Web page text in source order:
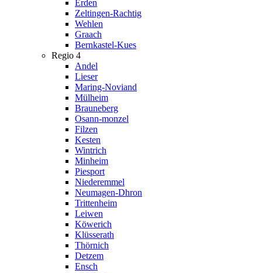
Erden
Zeltingen-Rachtig
Wehlen
Graach
Bernkastel-Kues
Regio 4
Andel
Lieser
Maring-Noviand
Mülheim
Brauneberg
Osann-monzel
Filzen
Kesten
Wintrich
Minheim
Piesport
Niederemmel
Neumagen-Dhron
Trittenheim
Leiwen
Köwerich
Klüsserath
Thörnich
Detzem
Ensch